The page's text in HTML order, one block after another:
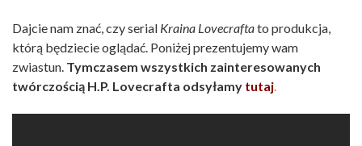
Dajcie nam znać, czy serial Kraina Lovecraftato produkcja,
którą będziecie oglądać. Poniżej prezentujemy wam
zwiastun. Tymczasem wszystkich zainteresowanych
twórczością H.P. Lovecrafta odsyłamy tutaj.